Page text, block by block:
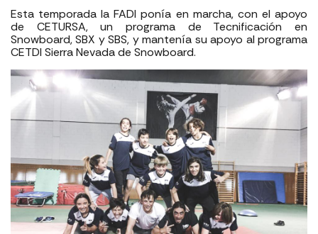
Esta temporada la FADI ponía en marcha, con el apoyo
de CETURSA, un programa de Tecnificación en
Snowboard, SBX y SBS, y mantenía su apoyo al programa
CETDI Sierra Nevada de Snowboard.